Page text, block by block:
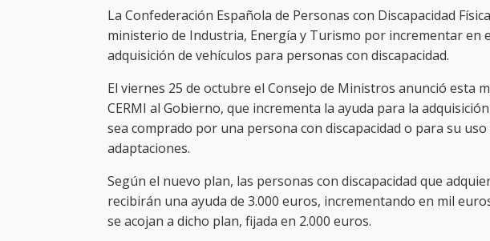
La Confederación Española de Personas con Discapacidad
ministerio de Industria, Energía y Turismo por incrementar en
adquisición de vehículos para personas con discapacidad.
El viernes 25 de octubre el Consejo de Ministros anunció esta
CERMI al Gobierno, que incrementa la ayuda para la
sea comprado por una persona con discapacidad o para su
adaptaciones.
Según el nuevo plan, las personas con discapacidad que
recibirán una ayuda de 3.000 euros, incrementando en mil
se acojan a dicho plan, fijada en 2.000 euros.